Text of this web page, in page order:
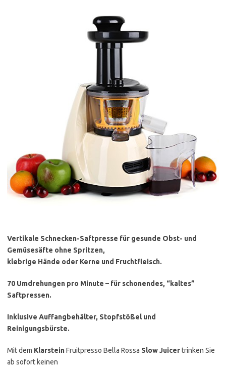
Vertikale Schnecken-Saftpresse für gesunde Obst- und
Gemüsesäfte ohne Spritzen,
klebrige Hände oder Kerne und Fruchtfleisch.
70 Umdrehungen pro Minute – für schonendes, “kaltes”
Saftpressen.
Inklusive Auffangbehälter, Stopfstößel und
Reinigungsbürste.
Mit dem KlarsteinFruitpresso Bella Rossa Slow Juicertrinken Sie
ab sofort keinen